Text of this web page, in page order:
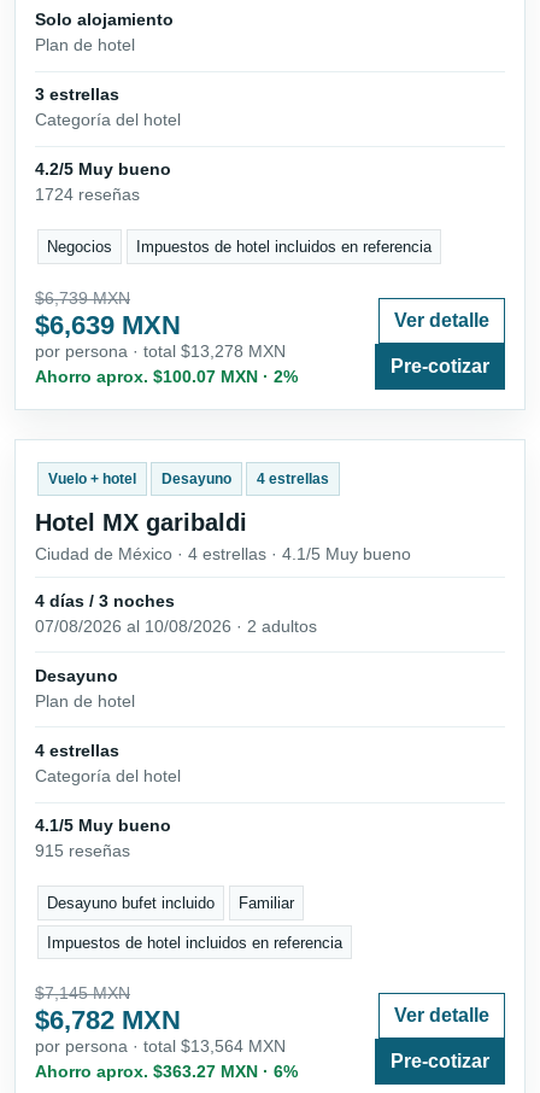
Solo alojamiento
Plan de hotel
3 estrellas
Categoría del hotel
4.2/5 Muy bueno
1724 reseñas
Negocios Impuestos de hotel incluidos en referencia
$6,739 MXN
$6,639 MXN
por persona · total $13,278 MXN
Ahorro aprox. $100.07 MXN · 2%
Ver detalle
Pre-cotizar
Vuelo + hotel Desayuno 4 estrellas
Hotel MX garibaldi
Ciudad de México · 4 estrellas · 4.1/5 Muy bueno
4 días / 3 noches
07/08/2026 al 10/08/2026 · 2 adultos
Desayuno
Plan de hotel
4 estrellas
Categoría del hotel
4.1/5 Muy bueno
915 reseñas
Desayuno bufet incluido Familiar
Impuestos de hotel incluidos en referencia
$7,145 MXN
$6,782 MXN
por persona · total $13,564 MXN
Ahorro aprox. $363.27 MXN · 6%
Ver detalle
Pre-cotizar